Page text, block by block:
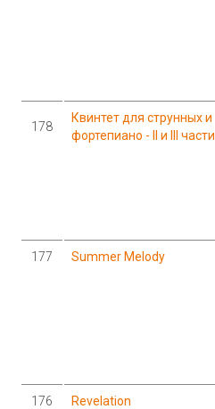
178
Квинтет для струнных и
фортепиано - II и III части
177 Summer Melody
176 Revelation